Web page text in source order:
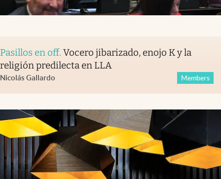
Pasillos en off. Vocero jibarizado, enojo K y la
religión predilecta en LLA
Nicolás Gallardo Members